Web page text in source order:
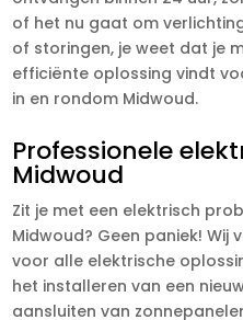
of het nu gaat om
of storingen, je weet dat je
efficiënte oplossing vindt
in en rondom Midwoud.
Professionele
Midwoud
Zit je met een elektrisch
Midwoud? Geen paniek! Wij
voor alle elektrische
het installeren van een
aansluiten van